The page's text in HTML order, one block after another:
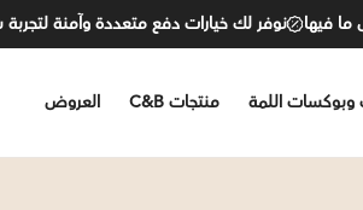
فيها نوفر لك خيارات دفع متعددة وآمنة لتجربة
وبوكسات اللمة منتجات C&B العروض